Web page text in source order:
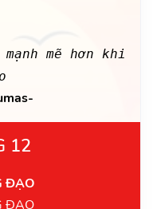
mẽ hơn khi
12
ĐẠO
ĐẠO